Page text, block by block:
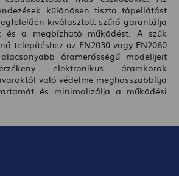
különösen tiszta tápellátást
kiválasztott szűrő garantálja
a megbízható működést. A szűk
telepítéshez az EN2030 vagy EN2060
áramerősségű modelljeit
elektronikus áramkörök
való védelme meghosszabbítja
és minimalizálja a működési